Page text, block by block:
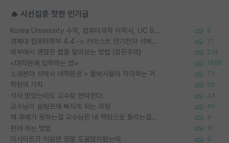
🔥 시선집중 핫한 인기글
Korea University 수학, 컴퓨터과학 이학사, UC Berkeley 산업공학 대학원 공학박사가 되는 것은 쉽지 않겠죠? 9
경북대 컴퓨터학부 4.4 -> 카이스트 전기전자 석박사통합과정 합격 21
외부에서 괜찮은 랩을 알아보는 방법 (장문주의) 274
<대학원에 입학하는 법> 1388
소재분야 석박사 대학원생 + 물박사들이 착각하는 거 72
학위의 가치 20
석사 받았는데도 교수랑 연락한다. 43
교수님이 슬럼프에 빠지게 되는 과정 40
왜 후배가 못하는걸 교수님은 내 책임으로 돌리는걸까요? 4
편애 하는 방법 12
이사이트가 처음엔 정말 도움많이됐는데 9